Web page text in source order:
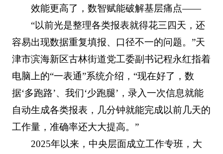
效能更高了，数智赋能破解基层痛点——
“以前光是整理各类报表就得花三四天，还
容易出现数据重复填报、口径不一的问题。”天
津市滨海新区古林街道党工委副书记程永红指着
电脑上的“一表通”系统介绍，“现在好了，数
据‘多跑路’、我们‘少跑腿’，录入一次信息就能
自动生成各类报表，几分钟就能完成以前几天的
工作量，准确率还大大提高。”
2025年以来，中央层面成立工作专班，大